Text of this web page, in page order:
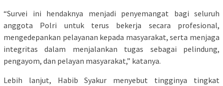
“Survei ini hendaknya menjadi penyemangat bagi seluruh
anggota Polri untuk terus bekerja secara profesional,
mengedepankan pelayanan kepada masyarakat, serta menjaga
integritas dalam menjalankan tugas sebagai pelindung,
pengayom, dan pelayan masyarakat,” katanya.
Lebih lanjut, Habib Syakur menyebut tingginya tingkat